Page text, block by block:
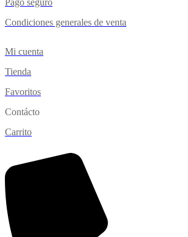
Pago seguro
Condiciones generales de venta
Mi cuenta
Tienda
Favoritos
Contácto
Carrito